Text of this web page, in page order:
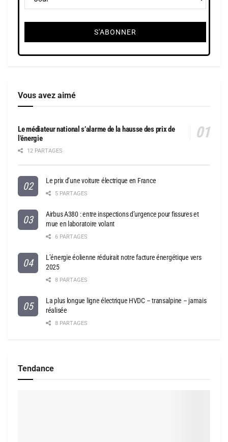
Vous avez aimé
Le médiateur national s’alarme de la hausse des prix de
l’énergie
12 PARTAGES
Le prix d’une voiture électrique en France
5 PARTAGES
Airbus A380 : entre inspections d’urgence pour fissures et
mue en laboratoire volant
6 PARTAGES
L’énergie éolienne réduirait notre facture énergétique vers
2025
8 PARTAGES
La plus longue ligne électrique HVDC – transalpine – jamais
réalisée
8 PARTAGES
Tendance